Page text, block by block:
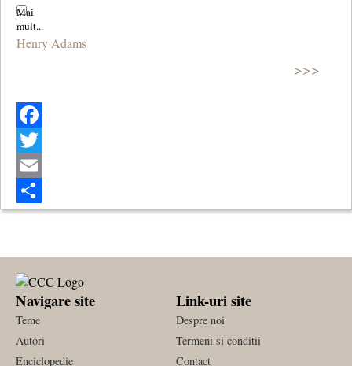
Henry Adams
>>>
Facebook
Twitter
Email
Share
Navigare site
Teme
Autori
Enciclopedie
Link-uri site
Despre noi
Termeni si conditii
Contact